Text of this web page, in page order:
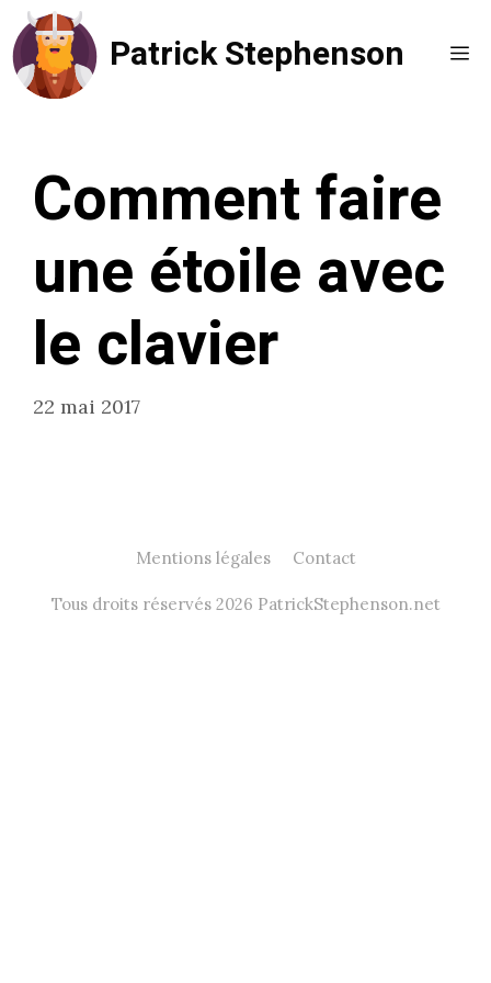
Aller
au
contenu
Patrick Stephenson
Comment faire
une étoile avec
le clavier
22 mai 2017
Mentions légales Contact
Tous droits réservés 2026 PatrickStephenson.net